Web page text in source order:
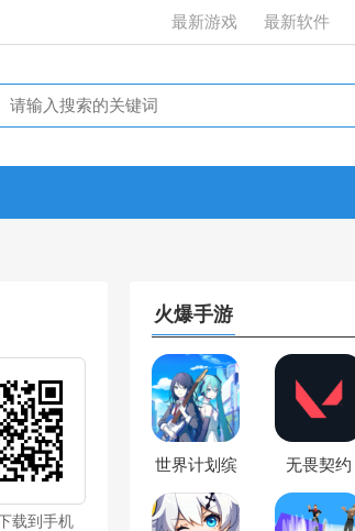
最新游戏 最新软件
载到手机
火爆手游
世界计划缤
无畏契约